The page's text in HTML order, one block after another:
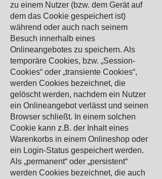
zu einem Nutzer (bzw. dem Gerät auf
dem das Cookie gespeichert ist)
während oder auch nach seinem
Besuch innerhalb eines
Onlineangebotes zu speichern. Als
temporäre Cookies, bzw. „Session-
Cookies“ oder „transiente Cookies“,
werden Cookies bezeichnet, die
gelöscht werden, nachdem ein Nutzer
ein Onlineangebot verlässt und seinen
Browser schließt. In einem solchen
Cookie kann z.B. der Inhalt eines
Warenkorbs in einem Onlineshop oder
ein Login-Status gespeichert werden.
Als „permanent“ oder „persistent“
werden Cookies bezeichnet, die auch